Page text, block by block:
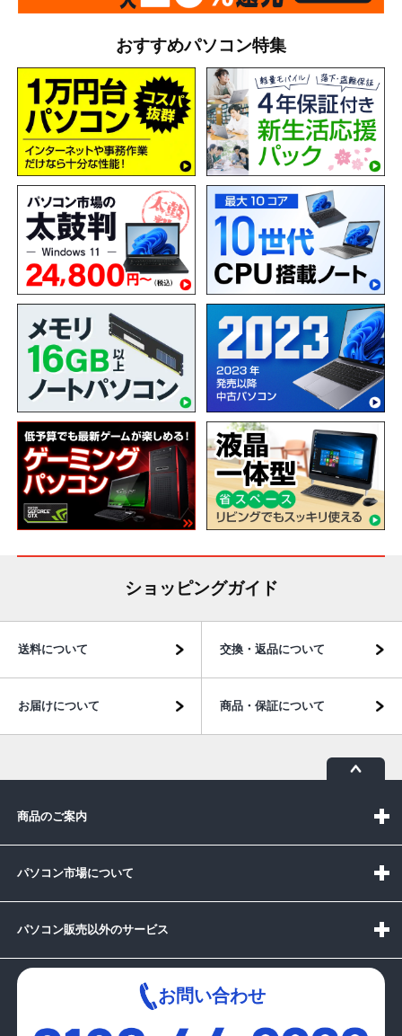
おすすめパソコン特集
ショッピングガイド
送料について 交換・返品について
お届けについて 商品・保証について
商品のご案内
パソコン市場について
パソコン販売以外のサービス
お問い合わせ